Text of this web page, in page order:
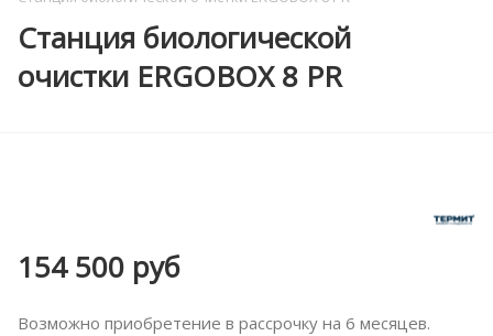
Станция биологической
очистки ERGOBOX 8 PR
154 500 руб
Возможно приобретение в рассрочку на 6 месяцев.